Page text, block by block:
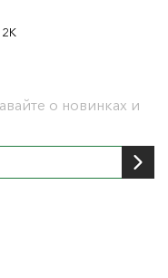
о новинках и